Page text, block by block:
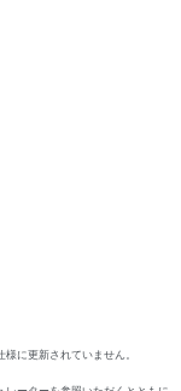
に更新されていません。